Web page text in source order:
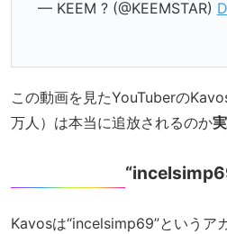
— KEEM ? (@KEEMSTAR)
この動画を見たYouTuberの
万人）は本当に追放されるのか
Kavosは“incelsimp69”というア